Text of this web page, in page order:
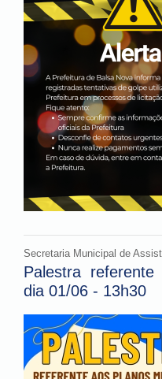
Secretaria Municipal de
Palestra
dia 01/06 - 13h30